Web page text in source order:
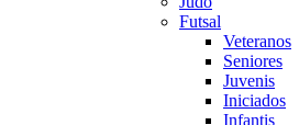
Futsal
Veteranos
Seniores
Juvenis
Iniciados
Infantis